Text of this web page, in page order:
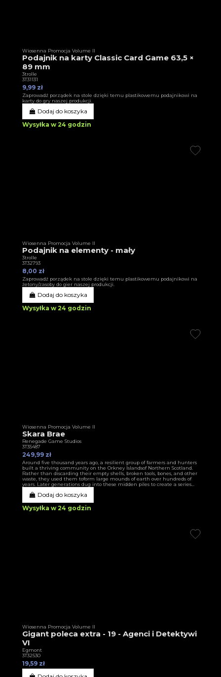
Wiosenna Promocja Volume II
Podajnik na karty Classic Card Game 63,5 ×
89 mm
3trolle
3T31131
9,99 zł
Zaprowadź porządek na stole dzięki temu plastikowemu podajnikowi na
karty do gry naszej produkcji.
Dodaj do koszyka
Wysyłka w 24 godzin
Wiosenna Promocja Volume II
Podajnik na elementy - mały
3trolle
3T32793
8,00 zł
Zaprowadź porządek na stole dzięki temu plastikowemu podajnikowi na
żetony/zasoby do gier naszej produkcji.
Dodaj do koszyka
Wysyłka w 24 godzin
Wiosenna Promocja Volume II
Skara Brae
Renegade Game Studios
3T35487
249,99 zł
Around five thousand years ago, a resilient group of farmers and hunters
built a thriving community on the Orkney Islandsof Northern Scotland.
Rather than discarding their empty shells, broken tools, bones, and other
waste, they used them toform large mounds of earth over hundreds of
years. Later generations dug into these midden piles to create a series...
Dodaj do koszyka
Wysyłka w 24 godzin
Wiosenna Promocja Volume II
Gigant poleca extra - 19 - Agenci i Detektywi
VI
Egmont
3T32530
19,59 zł